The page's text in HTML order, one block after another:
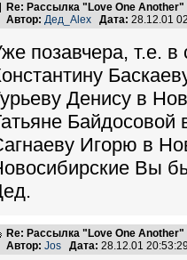
Re: Рассылка "Love One Another"
Автор: Дед_Alex Дата: 28.12.01
позавчера, т.е.
Денису в
Байдосовой
Игорю в
Вы
Re: Рассылка "Love One Another"
Автор: Jos Дата: 28.12.01